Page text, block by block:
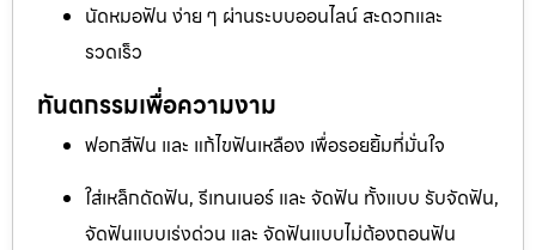
นัดหมอฟัน ง่าย ๆ ผ่านระบบออนไลน์ สะดวกและ
รวดเร็ว
ทันตกรรมเพื่อความงาม
ฟอกสีฟัน และ แก้ไขฟันเหลือง เพื่อรอยยิ้มที่มั่นใจ
ใส่เหล็กดัดฟัน, รีเทนเนอร์ และ จัดฟัน ทั้งแบบ รับจัดฟัน,
จัดฟันแบบเร่งด่วน และ จัดฟันแบบไม่ต้องถอนฟัน